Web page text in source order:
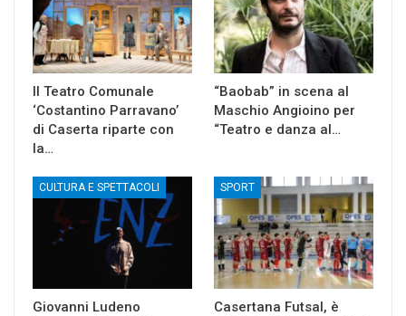
Il Teatro Comunale
‘Costantino Parravano’
di Caserta riparte con
la…
“Baobab” in scena al
Maschio Angioino per
“Teatro e danza al…
CULTURA E SPETTACOLI
Giovanni Ludeno
SPORT
Casertana Futsal, è